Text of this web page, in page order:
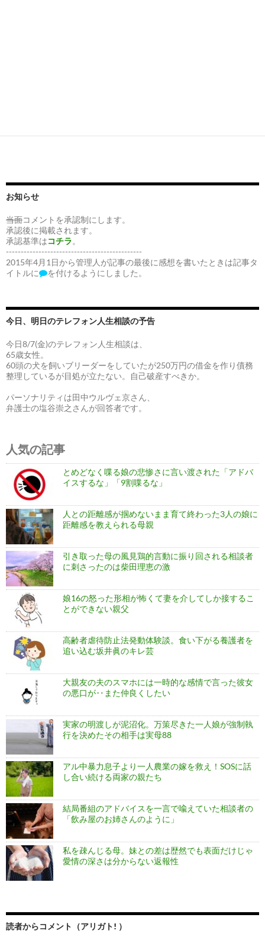
お知らせ
当面コメントを承認制にします。
承認後に掲載されます。
承認基準はコチラ 。
----------------------------------------------
2015年4月1日から管理人が記事の最後に感想を書いたときは記事タ
イトルに
を付けるようにしました。
今日、明日のテレフォン人生相談の予告
今日8/7(金)のテレフォン人生相談は、
65歳女性。
60頭の犬を飼いブリーダーをしていたが250万円の借金を作り債務
整理しているが目処が立たない。自己破産すべきか。
パーソナリティは田中ウルヴェ京さん、
弁護士の塩谷崇之さんが回答者です。
人気の記事
とめどなく喋る娘の悲惨さに言い渡された「アドバ
イスするな」「9割喋るな」
人との距離感が掴めないまま育て終わった3人の娘に
距離感を教えられる母親
引き取った母の風見鶏的言動に振り回される相談者
に刺さったのは柴田理恵の激
娘16の怒った形相が怖くて妻を介してしか接するこ
とができない親父
高齢者虐待防止法発動体験談。食い下がる養護者を
追い込む坂井眞のキレ芸
大親友の夫のスマホには一時的な感情で言った彼女
の悪口が‥また仲良くしたい
実家の明渡しが泥沼化。万策尽きた一人娘が強制執
行を決めたその相手は実母88
アル中暴力息子より一人農業の嫁を救え！SOSに話
し合い続ける両家の親たち
結局番組のアドバイスを一言で喩えていた相談者の
「飲み屋のお姉さんのように」
私を疎んじる母。妹との差は歴然でも表面だけじゃ
愛情の深さは分からない返報性
読者からコメント（アリガト! ）